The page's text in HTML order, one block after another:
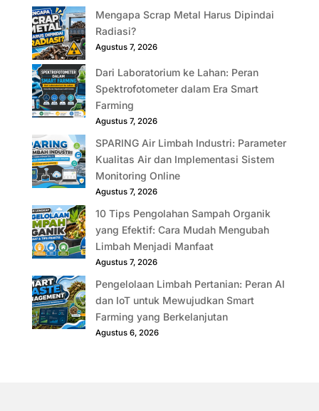
Mengapa Scrap Metal Harus Dipindai
Radiasi?
Agustus 7, 2026
Dari Laboratorium ke Lahan: Peran
Spektrofotometer dalam Era Smart
Farming
Agustus 7, 2026
SPARING Air Limbah Industri: Parameter
Kualitas Air dan Implementasi Sistem
Monitoring Online
Agustus 7, 2026
10 Tips Pengolahan Sampah Organik
yang Efektif: Cara Mudah Mengubah
Limbah Menjadi Manfaat
Agustus 7, 2026
Pengelolaan Limbah Pertanian: Peran AI
dan IoT untuk Mewujudkan Smart
Farming yang Berkelanjutan
Agustus 6, 2026